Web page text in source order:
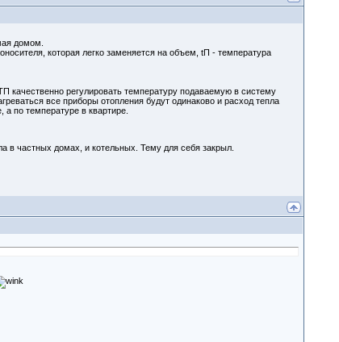
домом.
которая легко заменяется на объем, tП - температура
качественно регулировать температуру подаваемую в систему
все приборы отопления будут одинаково и расход тепла
по температуре в квартире.
в частных домах, и котельных. Тему для себя закрыл.